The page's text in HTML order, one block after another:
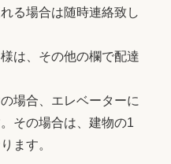
る場合は随時連絡致し
は、その他の欄で配達
場合、エレベーターに
その場合は、建物の1
ます。